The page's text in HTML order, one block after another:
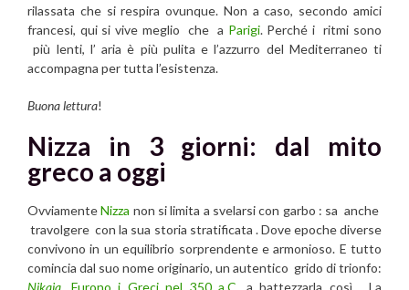
rilassata che si respira ovunque. Non a caso, secondo amici
francesi, qui si vive meglio che a Parigi. Perché i ritmi sono
più lenti, l’ aria è più pulita e l’azzurro del Mediterraneo ti
accompagna per tutta l’esistenza.
Buona lettura!
Nizza in 3 giorni: dal mito
greco a oggi
OvviamenteNizza non si limita a svelarsi con garbo : sa anche
travolgere con la sua storia stratificata . Dove epoche diverse
convivono in un equilibrio sorprendente e armonioso. E tutto
comincia dal suo nome originario, un autentico grido di trionfo: